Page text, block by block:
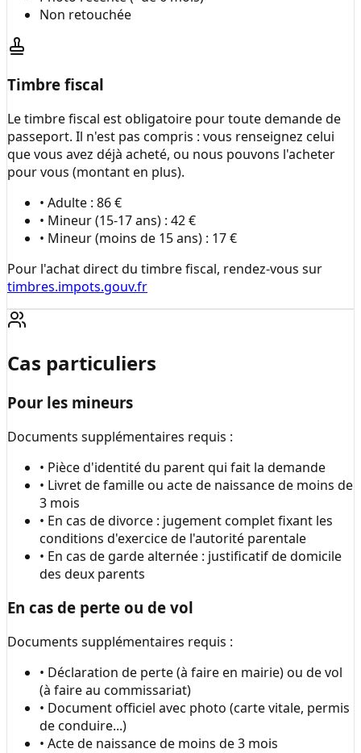
Non retouchée
Timbre fiscal
Le timbre fiscal est obligatoire pour toute demande de
passeport. Il n'est pas compris : vous renseignez celui
que vous avez déjà acheté, ou nous pouvons l'acheter
pour vous (montant en plus).
• Adulte : 86 €
• Mineur (15-17 ans) : 42 €
• Mineur (moins de 15 ans) : 17 €
Pour l'achat direct du timbre fiscal, rendez-vous sur
timbres.impots.gouv.fr
Cas particuliers
Pour les mineurs
Documents supplémentaires requis :
• Pièce d'identité du parent qui fait la demande
• Livret de famille ou acte de naissance de moins de
3 mois
• En cas de divorce : jugement complet fixant les
conditions d'exercice de l'autorité parentale
• En cas de garde alternée : justificatif de domicile
des deux parents
En cas de perte ou de vol
Documents supplémentaires requis :
• Déclaration de perte (à faire en mairie) ou de vol
(à faire au commissariat)
• Document officiel avec photo (carte vitale, permis
de conduire...)
• Acte de naissance de moins de 3 mois